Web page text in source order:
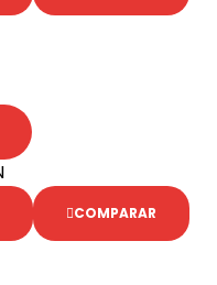
COMPARAR